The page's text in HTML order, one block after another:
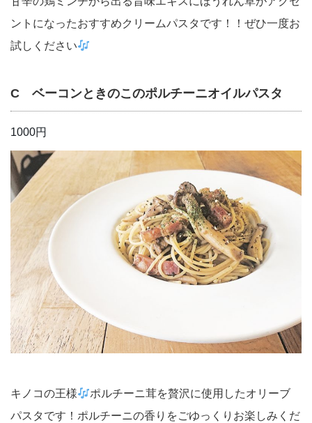
ントになったおすすめクリームパスタです！！ぜひ一度お
試しください
C ベーコンときのこのポルチーニオイルパスタ
1000円
キノコの王様
ポルチーニ茸を贅沢に使用したオリーブ
パスタです！ポルチーニの香りをごゆっくりお楽しみくだ